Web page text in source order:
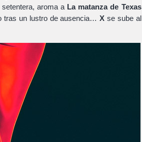
aroma a La matanza de Texas
tras un lustro de ausencia…X se sube al